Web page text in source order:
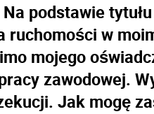
podstawie
w
mojego
zawodowej.
Jak mogę